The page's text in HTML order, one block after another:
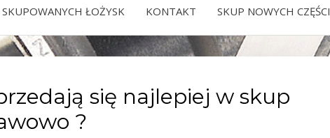
ŁOŻYSK KONTAKT SKUP NOWYCH CZĘŚCI
się najlepiej w skup
?